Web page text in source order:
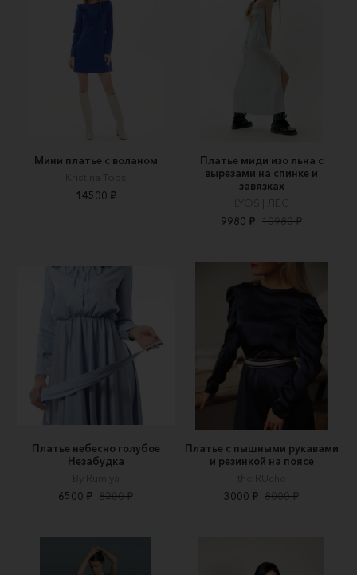
Мини платье с воланом
Kristina Tops
14500 ₽
Платье миди изо льна с
вырезами на спинке и
завязках
LYOS | ЛЁС
9980 ₽ 10980 ₽
Платье небесно голубое
Незабудка
By Rumiya
6500 ₽ 8200 ₽
Платье с пышными рукавами
и резинкой на поясе
the RUche
3000 ₽ 8000 ₽